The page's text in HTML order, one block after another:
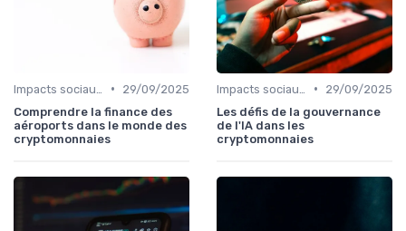
•
29/09/2025
Comprendre la finance des
aéroports dans le monde des
cryptomonnaies
•
29/09/2025
Les défis de la gouvernance
de l'IA dans les
cryptomonnaies